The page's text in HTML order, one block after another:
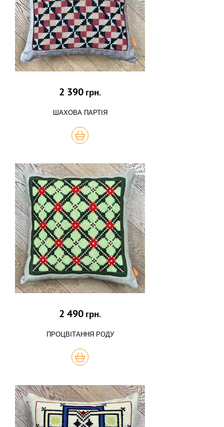
2 390 грн.
ШАХОВА ПАРТІЯ
КУПИТЬ
2 490 грн.
ПРОЦВІТАННЯ РОДУ
КУПИТЬ